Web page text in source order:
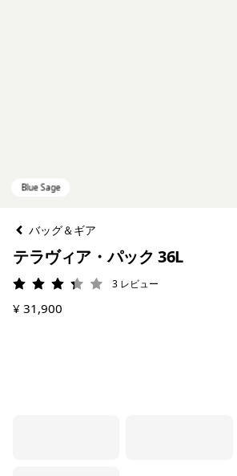
バッグ＆ギア
テラヴィア・パック 36L
評価: 3.3 / 5
3 レビュー
¥ 31,900